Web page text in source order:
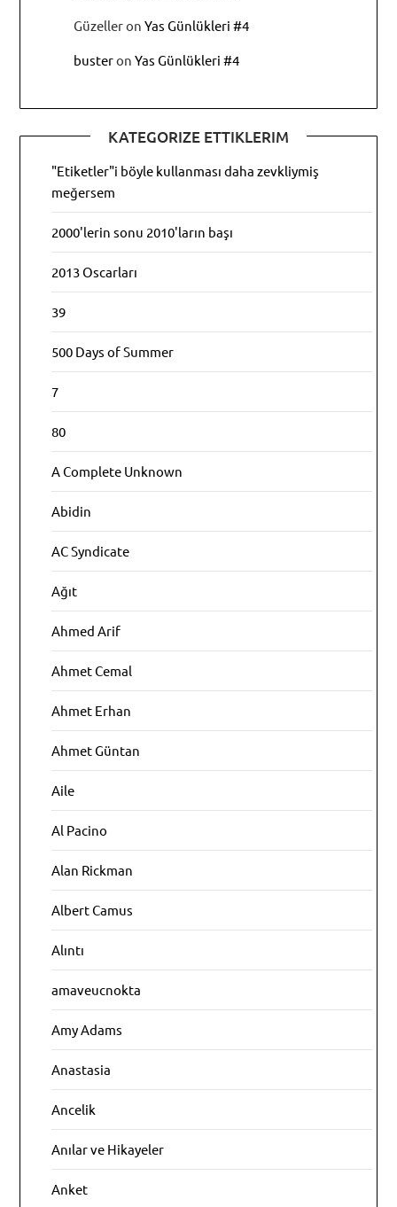
GüzelleronYas Günlükleri #4
busteronYas Günlükleri #4
KATEGORIZE ETTIKLERIM
"Etiketler"i böyle kullanması daha zevkliymiş
meğersem
2000'lerin sonu 2010'ların başı
2013 Oscarları
39
500 Days of Summer
7
80
A Complete Unknown
Abidin
AC Syndicate
Ağıt
Ahmed Arif
Ahmet Cemal
Ahmet Erhan
Ahmet Güntan
Aile
Al Pacino
Alan Rickman
Albert Camus
Alıntı
amaveucnokta
Amy Adams
Anastasia
Ancelik
Anılar ve Hikayeler
Anket